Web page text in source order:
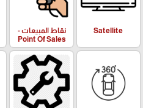
Satellite
نقاط المبيعات -
Point Of Sales